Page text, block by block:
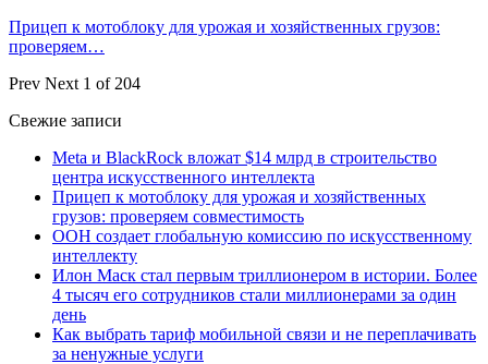
Прицеп к мотоблоку для урожая и хозяйственных грузов:
проверяем…
Prev Next 1 of 204
Свежие записи
Meta и BlackRock вложат $14 млрд в строительство
центра искусственного интеллекта
Прицеп к мотоблоку для урожая и хозяйственных
грузов: проверяем совместимость
ООН создает глобальную комиссию по искусственному
интеллекту
Илон Маск стал первым триллионером в истории. Более
4 тысяч его сотрудников стали миллионерами за один
день
Как выбрать тариф мобильной связи и не переплачивать
за ненужные услуги